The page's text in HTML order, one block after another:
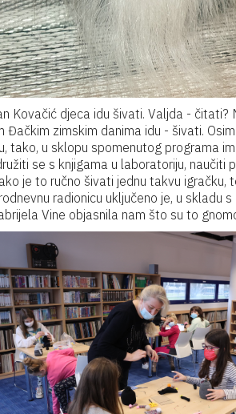
Kovačić djeca idu šivati. Valjda - čitati?
zimskim danima idu - šivati.
tako, u sklopu spomenutog programa
se s knjigama u laboratoriju, naučiti
je to ručno šivati jednu takvu igračku,
radionicu uključeno je, u skladu
Vine objasnila nam što su to